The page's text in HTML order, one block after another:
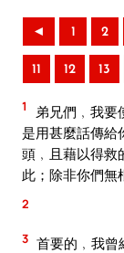
◄ 1 2
11 12 13
1
弟兄們﹐我要
是用甚麼話傳給
頭﹐且藉以得救
此；除非你們無
2
3 首要的﹐我曾